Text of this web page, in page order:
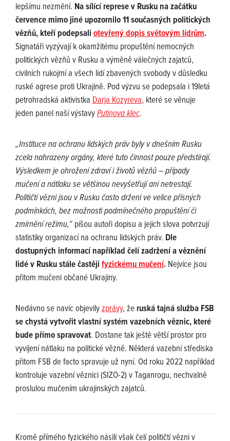
lepšímu nezmění. Na sílící represe v Rusku na začátku
července mimo jiné upozornilo 11 současných politických
vězňů, kteří podepsali otevřený dopis světovým lídrům.
Signatáři vyzývají k okamžitému propuštění nemocných
politických vězňů v Rusku a výměně válečných zajatců,
civilních rukojmí a všech lidí zbavených svobody v důsledku
ruské agrese proti Ukrajině. Pod výzvu se podepsala i 19letá
petrohradská aktivistka Darja Kozyreva, které se věnuje
jeden panel naší výstavyPutinova klec.
„Instituce na ochranu lidských práv byly v dnešním Rusku
zcela nahrazeny orgány, které tuto činnost pouze předstírají.
Výsledkem je ohrožení zdraví i životů vězňů – případy
mučení a nátlaku se většinou nevyšetřují ani netrestají.
Političtí vězni jsou v Rusku často drženi ve velice přísných
podmínkách, bez možnosti podmínečného propuštění či
zmírnění režimu,“ píšou autoři dopisu a jejich slova potvrzují
statistiky organizací na ochranu lidských práv. Dle
dostupných informací například čelí zadržení a věznění
lidé v Rusku stále častěji fyzickému mučení. Nejvíce jsou
přitom mučeni občané Ukrajiny.
Nedávno se navíc objevilyzprávy, že ruská tajná služba FSB
se chystá vytvořit vlastní systém vazebních věznic, které
bude přímo spravovat. Dostane tak ještě větší prostor pro
vyvíjení nátlaku na politické vězně. Některá vazební střediska
přitom FSB de facto spravuje už nyní. Od roku 2022 například
kontroluje vazební věznici (SIZO-2) v Taganrogu, nechvalně
proslulou mučením ukrajinských zajatců.
Kromě přímého fyzického násilí však čelí političtí vězni v